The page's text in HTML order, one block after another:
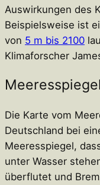
Auswirkungen des
Beispielsweise ist
von 5 m bis 2100
Klimaforscher
Die Karte vom
Deutschland bei
Meeresspiegel,
unter Wasser
überflutet und